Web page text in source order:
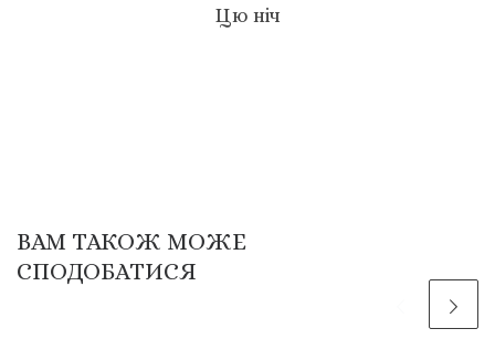
Цю ніч
ВАМ ТАКОЖ МОЖЕ
СПОДОБАТИСЯ